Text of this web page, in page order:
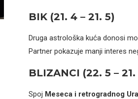
BIK (21. 4 – 21. 5)
Druga astrološka kuća donosi
Partner pokazuje manji interes
BLIZANCI (22. 5 – 21.
Spoj Meseca i retrogradnog